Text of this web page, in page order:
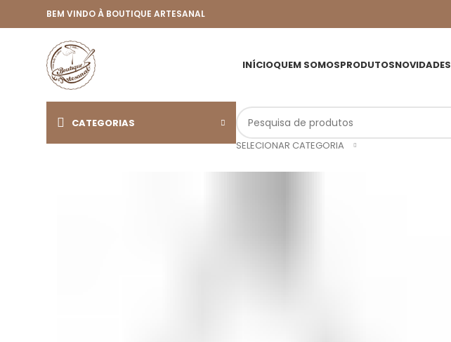
BEM VINDO À BOUTIQUE ARTESANAL
INÍCIOQUEM SOMOSPRODUTOSNOVIDADES
CATEGORIAS
SELECIONAR CATEGORIA